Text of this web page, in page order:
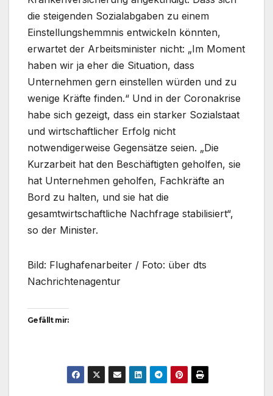
die steigenden Sozialabgaben zu einem
Einstellungshemmnis entwickeln könnten,
erwartet der Arbeitsminister nicht: „Im Moment
haben wir ja eher die Situation, dass
Unternehmen gern einstellen würden und zu
wenige Kräfte finden.“ Und in der Coronakrise
habe sich gezeigt, dass ein starker Sozialstaat
und wirtschaftlicher Erfolg nicht
notwendigerweise Gegensätze seien. „Die
Kurzarbeit hat den Beschäftigten geholfen, sie
hat Unternehmen geholfen, Fachkräfte an
Bord zu halten, und sie hat die
gesamtwirtschaftliche Nachfrage stabilisiert“,
so der Minister.
Bild: Flughafenarbeiter / Foto: über dts
Nachrichtenagentur
Gefällt mir: